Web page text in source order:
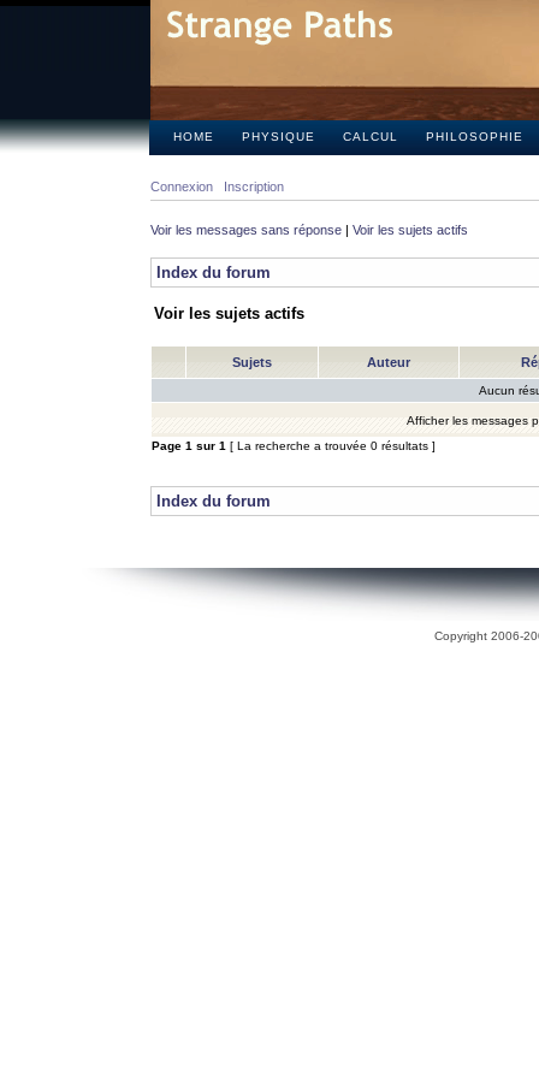
HOME PHYSIQUE CALCUL PHILOSOPHIE
Connexion Inscription
Voir les messages sans réponse | Voir les sujets actifs
Index du forum
Voir les sujets actifs
Sujets Auteur
Aucun
Afficher les messages
Page 1 sur 1 [ La recherche a trouvée 0 résultats ]
Index du forum
Copyright 2006-